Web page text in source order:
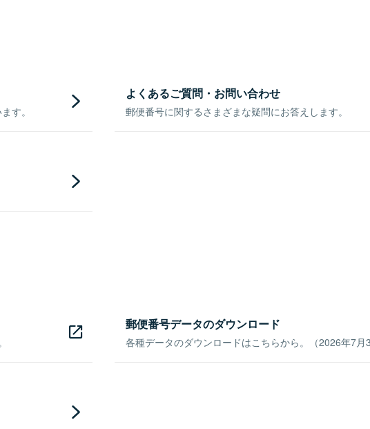
す。
よくあるご質問・お問い合わせ
郵便番号に関するさまざまな疑問にお答えします。
郵便番号データのダウンロード
各種データのダウンロードはこちらから。（2026年7月